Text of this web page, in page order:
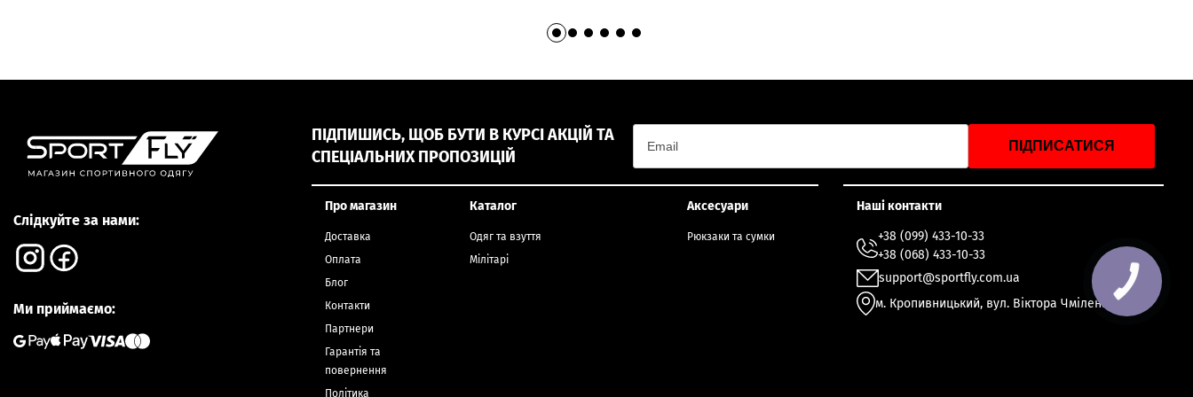
Слідкуйте за нами:
Ми приймаємо:
ПІДПИШИСЬ, ЩОБ БУТИ В КУРСІ АКЦІЙ ТА
СПЕЦІАЛЬНИХ ПРОПОЗИЦІЙ
ПІДПИСАТИСЯ
Про магазин
Доставка
Оплата
Блог
Контакти
Партнери
Гарантія та
повернення
Політика
Каталог
Одяг та взуття
Мілітарі
Аксесуари
Рюкзаки та сумки
Наші контакти
+38 (099) 433-10-33
+38 (068) 433-10-33
support@sportfly.com.ua
м. Кропивницький, вул. Віктора Чміленка 49